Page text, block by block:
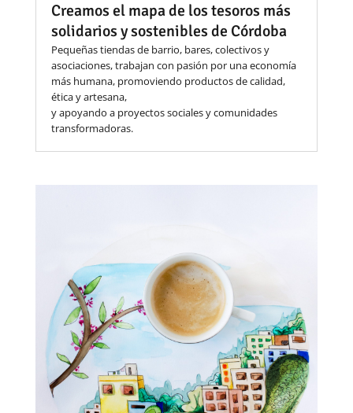
Creamos el mapa de los tesoros más
solidarios y sostenibles de Córdoba
Pequeñas tiendas de barrio, bares, colectivos y
asociaciones, trabajan con pasión por una economía
más humana, promoviendo productos de calidad,
ética y artesana,
y apoyando a proyectos sociales y comunidades
transformadoras.